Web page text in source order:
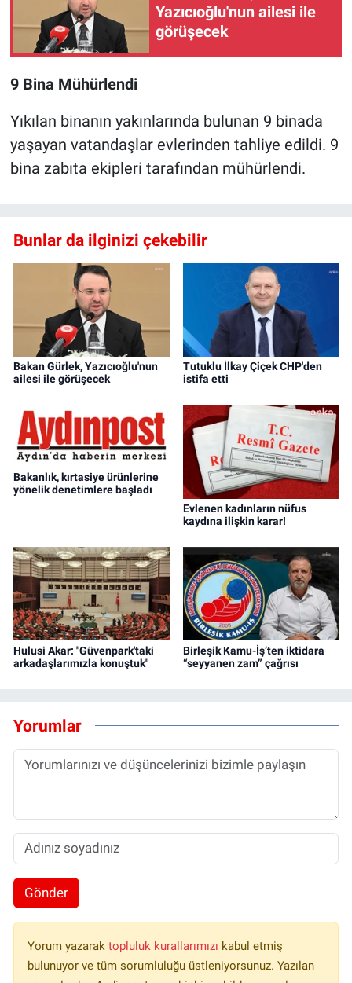
Yazıcıoğlu'nun ailesi ile
görüşecek
9 Bina Mühürlendi
Yıkılan binanın yakınlarında bulunan 9 binada
yaşayan vatandaşlar evlerinden tahliye edildi. 9
bina zabıta ekipleri tarafından mühürlendi.
Bunlar da ilginizi çekebilir
Bakan Gürlek, Yazıcıoğlu'nun
ailesi ile görüşecek
Tutuklu İlkay Çiçek CHP'den
istifa etti
Bakanlık, kırtasiye ürünlerine
yönelik denetimlere başladı
Evlenen kadınların nüfus
kaydına ilişkin karar!
Hulusi Akar: "Güvenpark'taki
arkadaşlarımızla konuştuk"
Birleşik Kamu-İş’ten iktidara
“seyyanen zam” çağrısı
Yorumlar
Gönder
Yorum yazarak topluluk kurallarımızı kabul etmiş
bulunuyor ve tüm sorumluluğu üstleniyorsunuz. Yazılan